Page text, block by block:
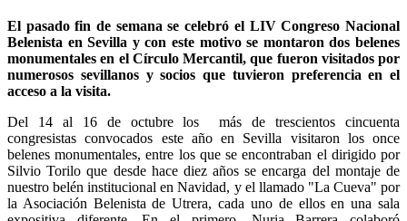
El pasado fin de semana se celebró el LIV Congreso Nacional
Belenista en Sevilla y con este motivo se montaron dos belenes
monumentales en el Círculo Mercantil, que fueron visitados por
numerosos sevillanos y socios que tuvieron preferencia en el
acceso a la visita.
Del 14 al 16 de octubre los más de trescientos cincuenta
congresistas convocados este año en Sevilla visitaron los once
belenes monumentales, entre los que se encontraban el dirigido por
Silvio Torilo que desde hace diez años se encarga del montaje de
nuestro belén institucional en Navidad, y el llamado "La Cueva" por
la Asociación Belenista de Utrera, cada uno de ellos en una sala